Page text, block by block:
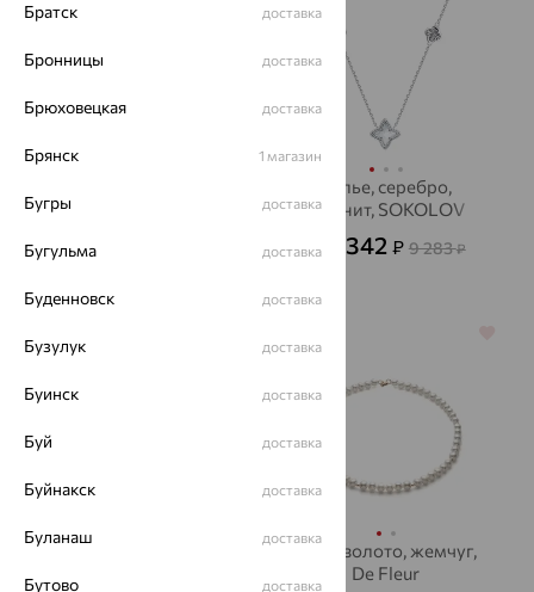
от 5 457
Колье, серебро,
фианит, SOKOLOV
от 3 342 ₽ 9 283₽
Колье, золото, микс
Бусы, золото, жемчуг,
De Fleur
Братск доставка
Бронницы доставка
Брюховецкая доставка
Брянск 1 магазин
Бугры доставка
Бугульма доставка
Буденновск доставка
Бузулук доставка
Буинск доставка
Буй доставка
Буйнакск доставка
Буланаш доставка
Бутово доставка